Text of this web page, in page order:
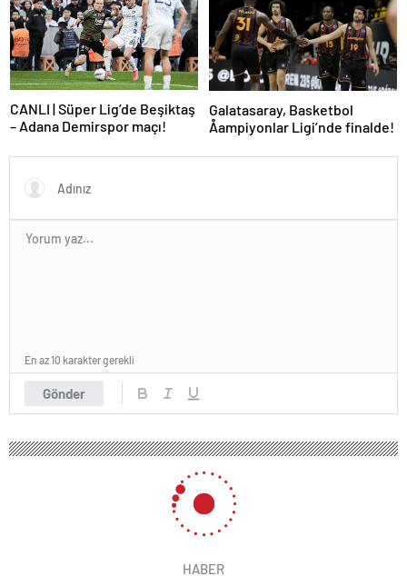
CANLI | Süper Lig’de Beşiktaş
– Adana Demirspor maçı!
Galatasaray, Basketbol
Åampiyonlar Ligi’nde finalde!
Gönder
En az 10 karakter gerekli
HABER